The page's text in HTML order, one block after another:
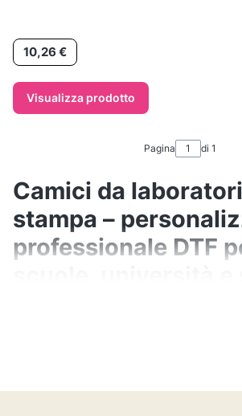
Prezzo
10,26 €
Visualizza prodotto
Pagina di 1
Camici da
stampa –
professionale DTF
laboratori chimici, aule